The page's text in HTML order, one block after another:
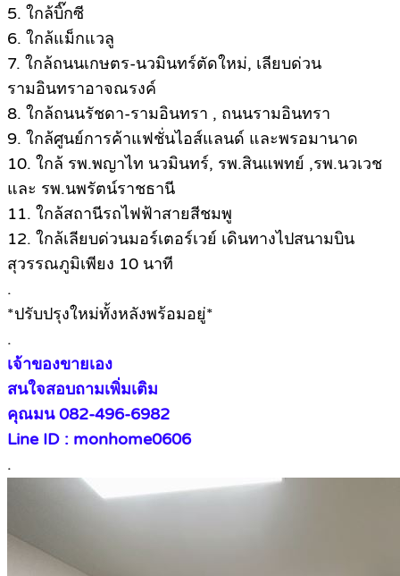
5. ใกล้บิ๊กซี
6. ใกล้แม็กแวลู
7. ใกล้ถนนเกษตร-นวมินทร์ตัดใหม่, เลียบด่วน
รามอินทราอาจณรงค์
8. ใกล้ถนนรัชดา-รามอินทรา , ถนนรามอินทรา
9. ใกล้ศูนย์การค้าแฟชั่นไอส์แลนด์ และพรอมานาด
10. ใกล้ รพ.พญาไท นวมินทร์, รพ.สินแพทย์ ,รพ.นวเวช
และ รพ.นพรัตน์ราชธานี
11. ใกล้สถานีรถไฟฟ้าสายสีชมพู
12. ใกล้เลียบด่วนมอร์เตอร์เวย์ เดินทางไปสนามบิน
สุวรรณภูมิเพียง 10 นาที
.
*ปรับปรุงใหม่ทั้งหลังพร้อมอยู่*
.
เจ้าของขายเอง
สนใจสอบถามเพิ่มเติม
คุณมน 082-496-6982
Line ID : monhome0606
.